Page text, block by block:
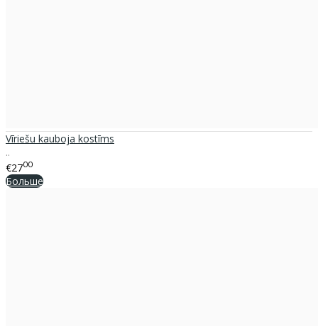
Vīriešu kauboja kostīms
..
€2700
Больше